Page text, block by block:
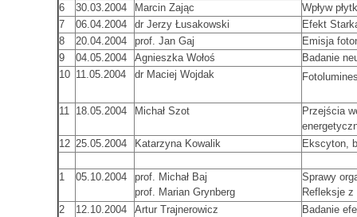
6 30.03.2004 Marcin Zając
Wpływ
7
06.04.2004 dr Jerzy Łusakowski
Efekt
8
20.04.2004 prof. Jan Gaj
Emisja
9
04.05.2004 Agnieszka Wołoś
Badanie
10 11.05.2004 dr Maciej Wojdak
11 18.05.2004 Michał Szot
Przejścia
12 25.05.2004 Katarzyna Kowalik Ekscyton,
1 05.10.2004
prof. Michał Baj
prof. Marian Grynberg
Sprawy
Refleksje
2
12.10.2004 Artur Trajnerowicz Badanie